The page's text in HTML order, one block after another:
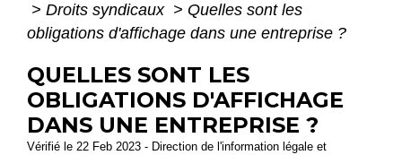
> Droits syndicaux > Quelles sont les
obligations d'affichage dans une entreprise ?
QUELLES SONT LES
OBLIGATIONS D'AFFICHAGE
DANS UNE ENTREPRISE ?
Vérifié le 22 Feb 2023 - Direction de l'information légale et